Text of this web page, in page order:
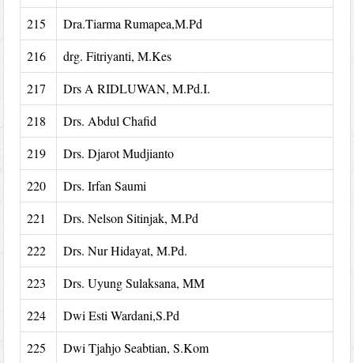
215
Dra.Tiarma Rumapea,M.Pd
216
drg. Fitriyanti, M.Kes
217
Drs A RIDLUWAN, M.Pd.I.
218
Drs. Abdul Chafid
219
Drs. Djarot Mudjianto
220
Drs. Irfan Saumi
221
Drs. Nelson Sitinjak, M.Pd
222
Drs. Nur Hidayat, M.Pd.
223
Drs. Uyung Sulaksana, MM
224
Dwi Esti Wardani,S.Pd
225
Dwi Tjahjo Seabtian, S.Kom